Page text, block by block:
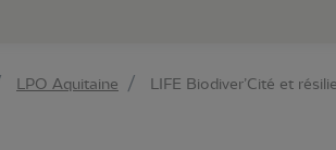
LPO Aquitaine LIFE Biodiver’Cité et